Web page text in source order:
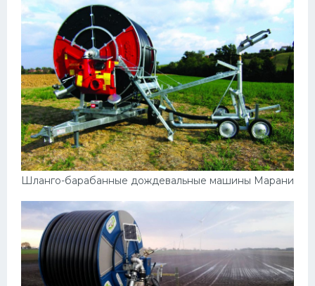
Шланго-барабанные дождевальные машины Марани